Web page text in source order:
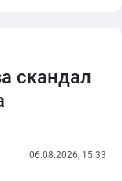
скандал
06.08.2026, 15:33